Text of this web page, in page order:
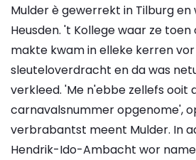
Mulder è gewerrekt in Tilburg en
Heusden. 't Kollege waar ze
makte kwam in elleke kerren
sleuteloverdracht en da was
verkleed. 'Me n'ebbe zellefs ooit
carnavalsnummer opgenome',
verbrabantst meent Mulder. In
Hendrik-Ido-Ambacht wor